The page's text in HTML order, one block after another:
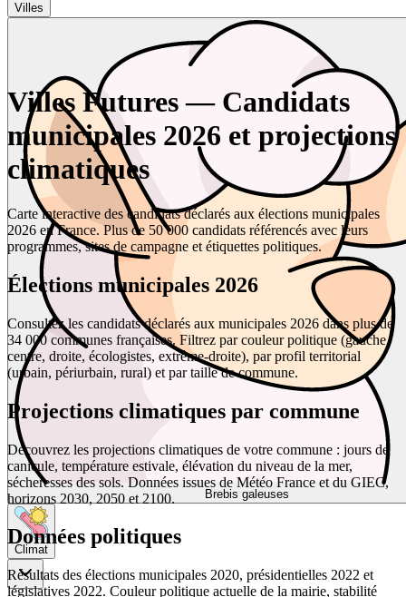
Villes
Brebis galeuses
Climat
Villes Futures — Candidats
municipales 2026 et projections
climatiques
Carte interactive des candidats déclarés aux élections municipales
2026 en France. Plus de 50 000 candidats référencés avec leurs
programmes, sites de campagne et étiquettes politiques.
Élections municipales 2026
Consultez les candidats déclarés aux municipales 2026 dans plus de
34 000 communes françaises. Filtrez par couleur politique (gauche,
centre, droite, écologistes, extrême-droite), par profil territorial
(urbain, périurbain, rural) et par taille de commune.
Projections climatiques par commune
Découvrez les projections climatiques de votre commune : jours de
canicule, température estivale, élévation du niveau de la mer,
sécheresses des sols. Données issues de Météo France et du GIEC,
horizons 2030, 2050 et 2100.
Données politiques
Résultats des élections municipales 2020, présidentielles 2022 et
législatives 2022. Couleur politique actuelle de la mairie, stabilité